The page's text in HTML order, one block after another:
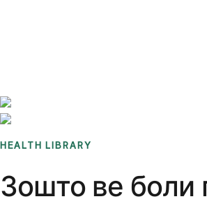
HEALTH LIBRARY
Зошто ве боли